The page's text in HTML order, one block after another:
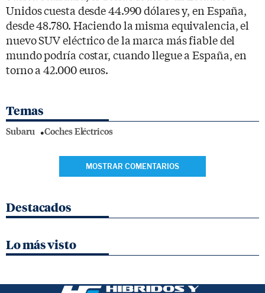
Unidos cuesta desde 44.990 dólares y, en España,
desde 48.780. Haciendo la misma equivalencia, el
nuevo SUV eléctrico de la marca más fiable del
mundo podría costar, cuando llegue a España, en
torno a 42.000 euros.
Temas
Subaru Coches Eléctricos
MOSTRAR COMENTARIOS
Destacados
Lo más visto